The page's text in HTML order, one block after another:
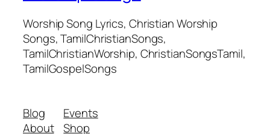
Worship Song Lyrics, Christian Worship
Songs, TamilChristianSongs,
TamilChristianWorship, ChristianSongsTamil,
TamilGospelSongs
Blog
About
Events
Shop